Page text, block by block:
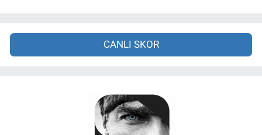
CANLI SKOR